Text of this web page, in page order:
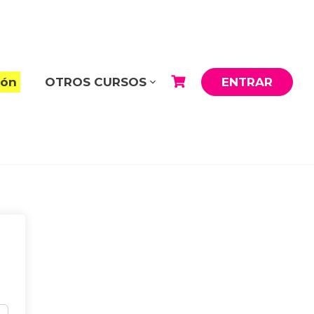
OTROS CURSOS ENTRAR